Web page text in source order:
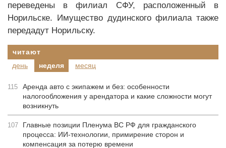
переведены в филиал СФУ, расположенный в
Норильске. Имущество дудинского филиала также
передадут Норильску.
читают
день
неделя месяц
115
Аренда авто с экипажем и без: особенности
налогообложения у арендатора и какие сложности могут
возникнуть
107
Главные позиции Пленума ВС РФ для гражданского
процесса: ИИ-технологии, примирение сторон и
компенсация за потерю времени